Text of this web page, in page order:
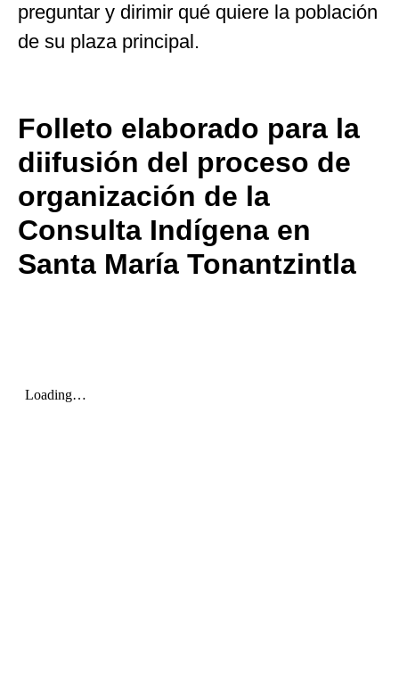
preguntar y dirimir qué quiere la población
de su plaza principal.
Folleto elaborado para la
diifusión del proceso de
organización de la
Consulta Indígena en
Santa María Tonantzintla